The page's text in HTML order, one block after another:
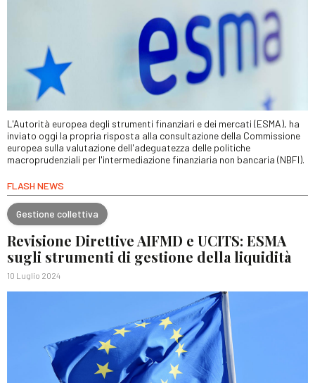
L'Autorità europea degli strumenti finanziari e dei mercati (ESMA), ha
inviato oggi la propria risposta alla consultazione della Commissione
europea sulla valutazione dell'adeguatezza delle politiche
macroprudenziali per l'intermediazione finanziaria non bancaria (NBFI).
FLASH NEWS
Gestione collettiva
Revisione Direttive AIFMD e UCITS: ESMA
sugli strumenti di gestione della liquidità
10 Luglio 2024